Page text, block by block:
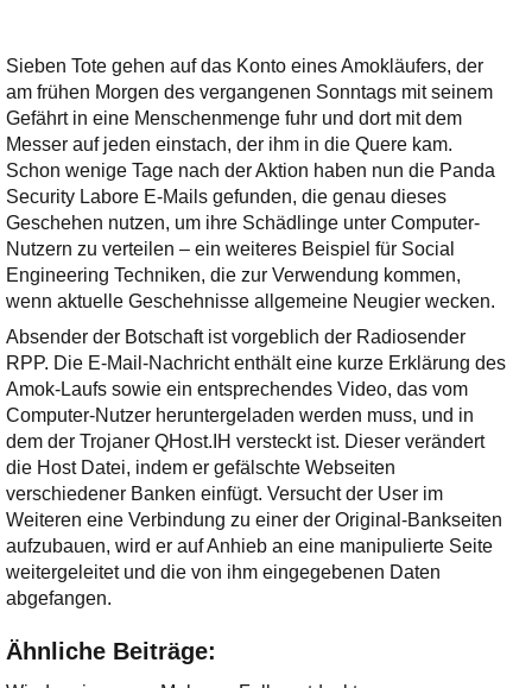
Sieben Tote gehen auf das Konto eines Amokläufers, der
am frühen Morgen des vergangenen Sonntags mit seinem
Gefährt in eine Menschenmenge fuhr und dort mit dem
Messer auf jeden einstach, der ihm in die Quere kam.
Schon wenige Tage nach der Aktion haben nun die Panda
Security Labore E-Mails gefunden, die genau dieses
Geschehen nutzen, um ihre Schädlinge unter Computer-
Nutzern zu verteilen – ein weiteres Beispiel für Social
Engineering Techniken, die zur Verwendung kommen,
wenn aktuelle Geschehnisse allgemeine Neugier wecken.
Absender der Botschaft ist vorgeblich der Radiosender
RPP. Die E-Mail-Nachricht enthält eine kurze Erklärung des
Amok-Laufs sowie ein entsprechendes Video, das vom
Computer-Nutzer heruntergeladen werden muss, und in
dem der Trojaner QHost.IH versteckt ist. Dieser verändert
die Host Datei, indem er gefälschte Webseiten
verschiedener Banken einfügt. Versucht der User im
Weiteren eine Verbindung zu einer der Original-Bankseiten
aufzubauen, wird er auf Anhieb an eine manipulierte Seite
weitergeleitet und die von ihm eingegebenen Daten
abgefangen.
Ähnliche Beiträge:
bereithält!
Wie z.B. Outlook,
GMail, Thunderbird
oder auch
KuNoMail, usw.
Ihre E-Mail
Adresse:
E-Mail
E-Mail bestätigen